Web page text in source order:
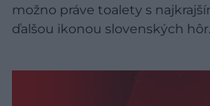
možno práve toalety s
ďalšou ikonou slovenských hôr.